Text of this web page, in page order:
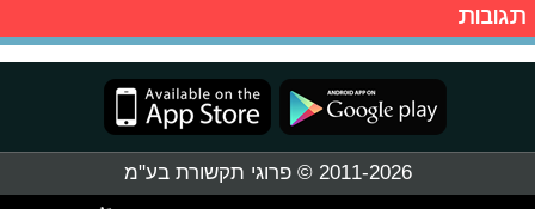
תגובות
2011-2026 © פרוגי תקשורת בע"מ